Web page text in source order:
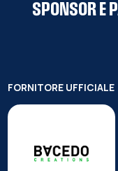
SPONSOR E
FORNITORE UFFICIALE